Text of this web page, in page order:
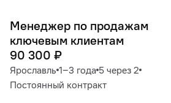
Менеджер по продажам
ключевым клиентам
90 300 ₽
Ярославль 1‒3 года 5 через 2
Постоянный контракт